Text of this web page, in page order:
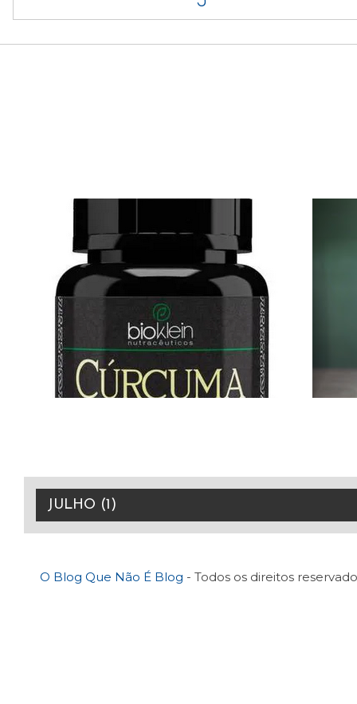
O Blog Que Não É Blog - Todos os direitos